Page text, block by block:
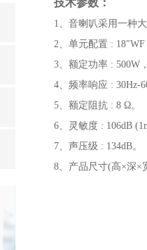
技术参数：
1、音喇叭采用一种
2、单元配置 :
3、额定功率 :
4、频率响应 :
5、额定阻抗 : 8 Ω。
6、灵敏度 : 106dB
7、声压级 : 134dB。
8、产品尺寸(高×深×